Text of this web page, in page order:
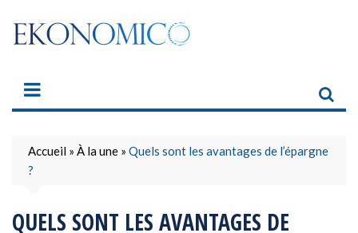
content
Accueil » À la une » Quels sont les avantages de l’épargne
?
QUELS SONT LES AVANTAGES DE